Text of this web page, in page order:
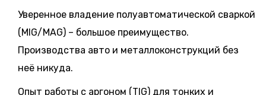
Уверенное владение полуавтоматической сваркой
(MIG/MAG) – большое преимущество.
Производства авто и металлоконструкций без
неё никуда.
Опыт работы с аргоном (TIG) для тонких и